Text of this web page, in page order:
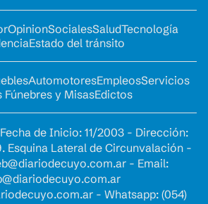
OpinionSocialesSaludTecnología
Estado del tránsito
AutomotoresEmpleosServicios
Fúnebres y MisasEdictos
de Inicio: 11/2003 - Dirección:
Esquina Lateral de Circunvalación -
- Email:
- Whatsapp: (054)